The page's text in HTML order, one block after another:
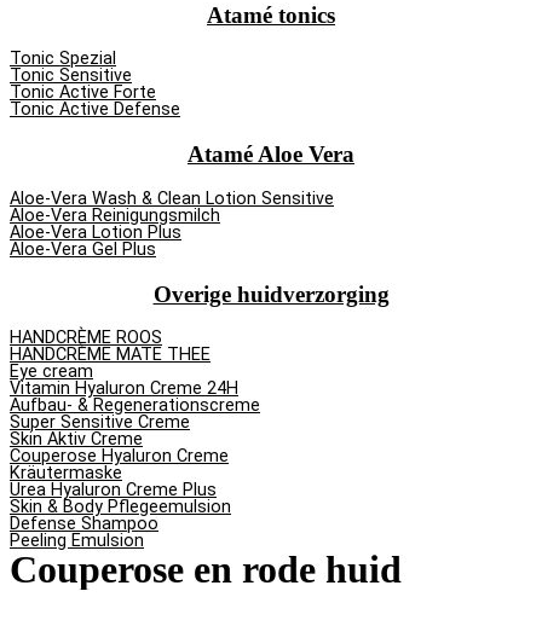
Atamé tonics
Tonic Spezial
Tonic Sensitive
Tonic Active Forte
Tonic Active Defense
Atamé Aloe Vera
Aloe-Vera Wash & Clean Lotion Sensitive
Aloe-Vera Reinigungsmilch
Aloe-Vera Lotion Plus
Aloe-Vera Gel Plus
Overige huidverzorging
HANDCRÈME ROOS
HANDCRÈME MATE THEE
Eye cream
Vitamin Hyaluron Creme 24H
Aufbau- & Regenerationscreme
Super Sensitive Creme
Skin Aktiv Creme
Couperose Hyaluron Creme
Kräutermaske
Urea Hyaluron Creme Plus
Skin & Body Pflegeemulsion
Defense Shampoo
Peeling Emulsion
Couperose en rode huid